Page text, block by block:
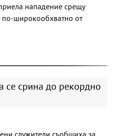
нападение срещу
по-широкообхватно от
се срина до рекордно